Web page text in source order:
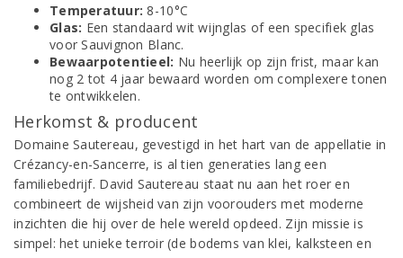
Temperatuur: 8-10°C
Glas: Een standaard wit wijnglas of een specifiek glas
voor Sauvignon Blanc.
Bewaarpotentieel: Nu heerlijk op zijn frist, maar kan
nog 2 tot 4 jaar bewaard worden om complexere tonen
te ontwikkelen.
Herkomst & producent
Domaine Sautereau, gevestigd in het hart van de appellatie in
Crézancy-en-Sancerre, is al tien generaties lang een
familiebedrijf. David Sautereau staat nu aan het roer en
combineert de wijsheid van zijn voorouders met moderne
inzichten die hij over de hele wereld opdeed. Zijn missie is
simpel: het unieke terroir (de bodems van klei, kalksteen en